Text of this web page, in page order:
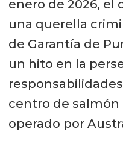
enero de 2026, el
una querella
de Garantía de
un hito en la
centro de salmón
operado por